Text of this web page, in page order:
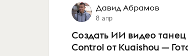
Давид Абрамов
8 апр
Создать ИИ видео
Control от Kuaishou —